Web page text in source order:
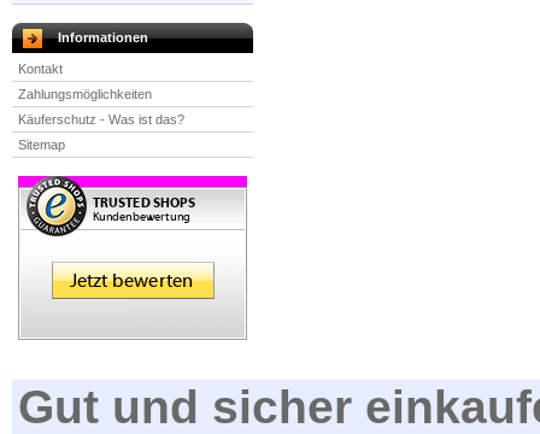
Informationen
Kontakt
Zahlungsmöglichkeiten
Käuferschutz - Was ist das?
Sitemap
Gut und sicher